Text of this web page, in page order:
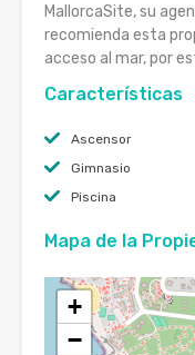
MallorcaSite, su
recomienda esta
acceso al mar, por
Características
Ascensor
Gimnasio
Piscina
Mapa de la
+
−